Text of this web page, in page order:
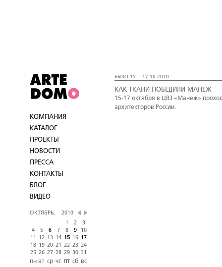
КОМПАНИЯ
КАТАЛОГ
ПРОЕКТЫ
НОВОСТИ
ПРЕССА
КОНТАКТЫ
БЛОГ
ВИДЕО
ОКТЯБРЬ,
2010
1
2
3
4
5 6 7 8 9
10
11
12 13 14 15 16
17
18 19 20 21 22 23 24
25 26 27 28 29 30 31
пн вт ср чт пт сб вс
БЫЛО 15 - 17.10.2010
КАК ТКАНИ ПОБЕДИЛИ МАНЕЖ
15-17 октября в ЦВЗ «Манеж»
архитекторов России.